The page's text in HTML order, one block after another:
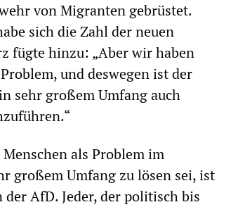
von Migranten gebrüstet.
sich die Zahl der neuen
fügte hinzu: „Aber wir haben
und deswegen ist der
sehr großem Umfang auch
als Problem im
großem Umfang zu lösen sei, ist
AfD. Jeder, der politisch bis